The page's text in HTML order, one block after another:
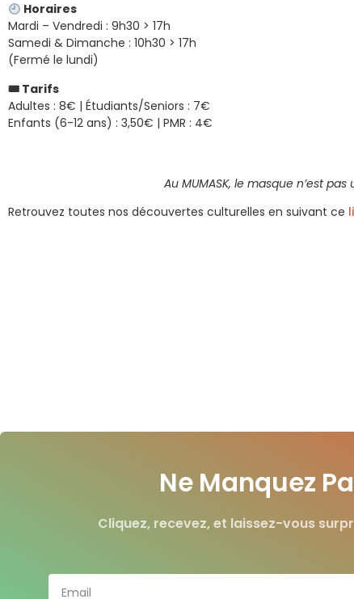
Horaires
Mardi – Vendredi : 9h30 > 17h
Samedi & Dimanche : 10h30 > 17h
(Fermé le lundi)
🎟 Tarifs
Adultes : 8€ | Étudiants/Seniors : 7€
Enfants (6-12 ans) : 3,50€ | PMR : 4€
Au MUMASK, le masque n’est
Retrouvez toutes nos découvertes culturelles en suivant ce
Ne Manquez
Cliquez, recevez, et laissez-vous